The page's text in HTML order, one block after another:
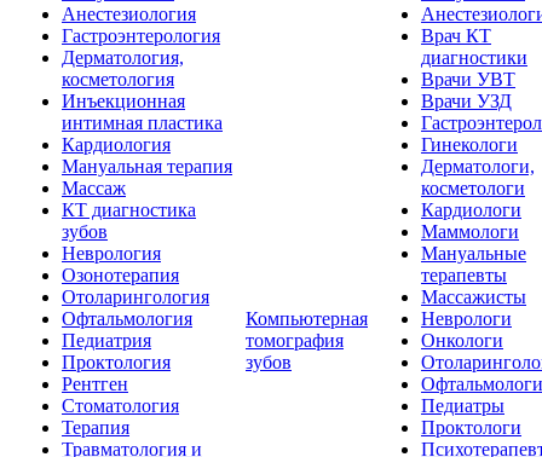
Анестезиология
Гастроэнтерология
Дерматология,
косметология
Инъекционная
интимная пластика
Кардиология
Мануальная терапия
Массаж
КТ диагностика
зубов
Неврология
Озонотерапия
Отоларингология
Офтальмология
Педиатрия
Проктология
Рентген
Стоматология
Терапия
Травматология и
Компьютерная
томография
зубов
Врач КТ
диагностики
Врачи УВТ
Врачи УЗД
Гинекологи
Дерматологи,
косметологи
Кардиологи
Маммологи
Мануальные
терапевты
Массажисты
Неврологи
Онкологи
Офтальмологи
Педиатры
Проктологи